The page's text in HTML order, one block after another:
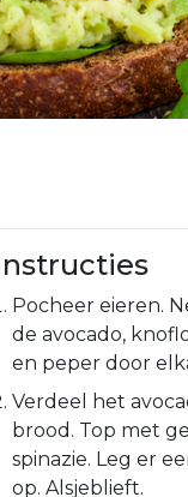
Pocheer eieren.
de avocado,
en peper door
Verdeel het
brood. Top met
spinazie. Leg er
op. Alsjeblieft.